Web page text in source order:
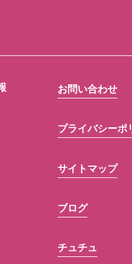
お問い合わせ
プライバシーポ
サイトマップ
ブログ
チュチュ